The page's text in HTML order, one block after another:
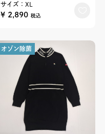
サイズ：XL
¥ 2,890 税込
オゾン除菌